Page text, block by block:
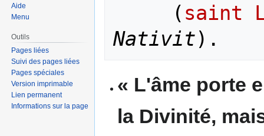
     (
saint
Nativit
« L'âme porte
la Divinité,
Aide
Menu
Outils
Pages liées
Suivi des pages liées
Pages spéciales
Version imprimable
Lien permanent
Informations sur la page